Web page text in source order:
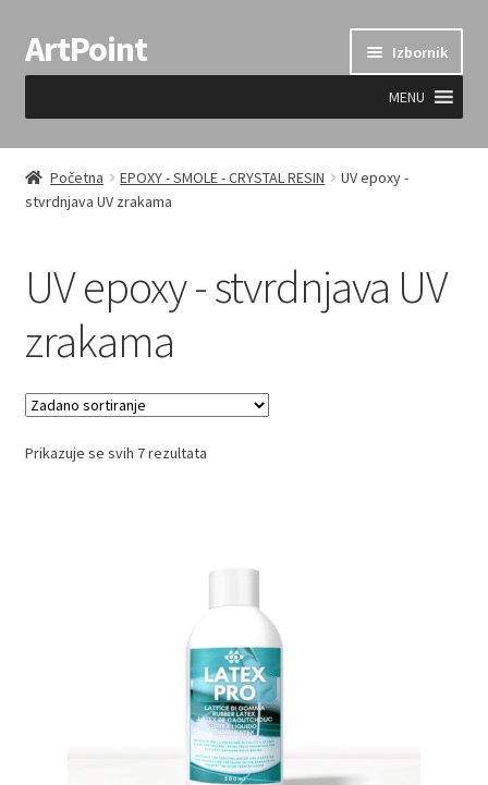
Preskoči
na
Skoči
do
ArtPoint Izbornik
MENU
Uvjeti prodaje
Početna EPOXY - SMOLE - CRYSTAL RESIN
UV epoxy -
stvrdnjava UV zrakama
UV epoxy - stvrdnjava UV
zrakama
Prikazuje se svih 7 rezultata